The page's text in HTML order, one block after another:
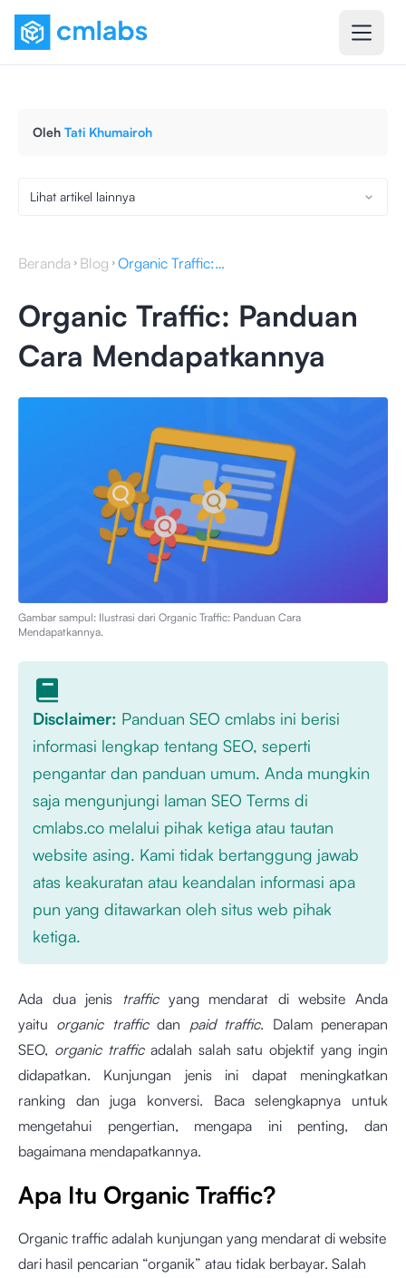
Oleh Tati Khumairoh
Lihat artikel lainnya
Beranda Blog Organic Traffic: Panduan Cara Mendapatkannya
Organic Traffic: Panduan
Cara Mendapatkannya
Gambar sampul: Ilustrasi dari Organic Traffic: Panduan Cara
Mendapatkannya.
Disclaimer: Panduan SEO cmlabs ini berisi
informasi lengkap tentang SEO, seperti
pengantar dan panduan umum. Anda mungkin
saja mengunjungi laman SEO Terms di
cmlabs.co melalui pihak ketiga atau tautan
website asing. Kami tidak bertanggung jawab
atas keakuratan atau keandalan informasi apa
pun yang ditawarkan oleh situs web pihak
ketiga.
Ada dua jenis traffic yang mendarat di website Anda
yaitu organic trafficdan paid traffic. Dalam penerapan
SEO, organic traffic adalah salah satu objektif yang ingin
didapatkan. Kunjungan jenis ini dapat meningkatkan
ranking dan juga konversi. Baca selengkapnya untuk
mengetahui pengertian, mengapa ini penting, dan
bagaimana mendapatkannya.
Apa Itu Organic Traffic?
Organic traffic adalah kunjungan yang mendarat di website
dari hasil pencarian “organik” atau tidak berbayar. Salah